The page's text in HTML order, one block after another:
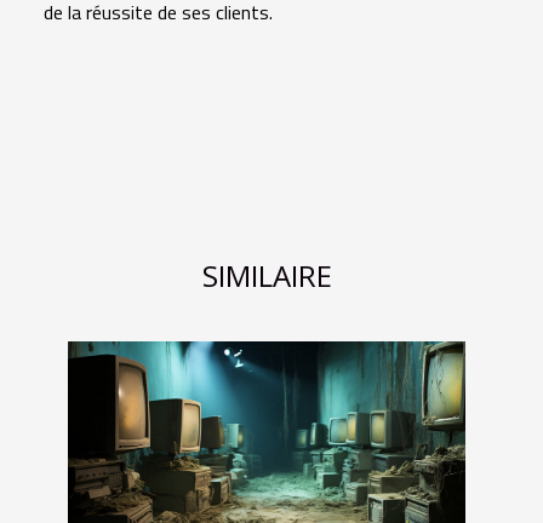
de la réussite de ses clients.
SIMILAIRE